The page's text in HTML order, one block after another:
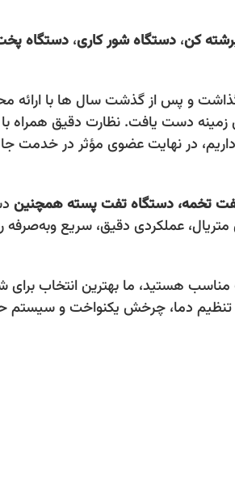
کن، دستگاه شور کاری، دستگاه
گذاشت و پس از گذشت سال ها با ارائه
زمينه دست يافت. نظارت دقيق همراه
داريم، در نهايت عضوی مؤثر در خدمت
تخمه، دستگاه تفت پسته همچنین
عملکردی دقیق، سریع وبه‌صرفه
مناسب هستید، ما بهترین انتخاب
دما، چرخش یکنواخت و سیستم